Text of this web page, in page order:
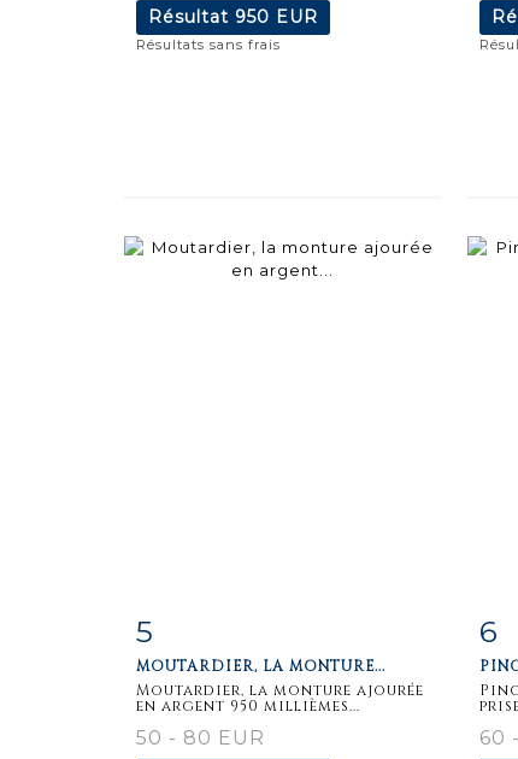
Résultat 950 EUR
Résultats sans frais
5
MOUTARDIER, LA MONTURE...
Moutardier, la monture ajourée
en argent 950 millièmes...
50 - 80 EUR
6
60